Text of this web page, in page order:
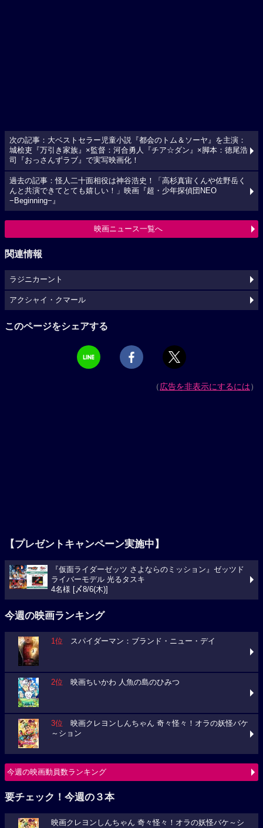
次の記事：大ベストセラー児童小説『都会のトム＆ソーヤ』を主演：
城桧吏『万引き家族』×監督：河合勇人『チア☆ダン』×脚本：徳尾浩
司『おっさんずラブ』で実写映画化！
過去の記事：怪人二十面相役は神谷浩史！「高杉真宙くんや佐野岳く
んと共演できてとても嬉しい！」映画『超・少年探偵団NEO
−Beginning−』
映画ニュース一覧へ
関連情報
ラジニカーント
アクシャイ・クマール
このページをシェアする
（広告を非表示にするには）
【プレゼントキャンペーン実施中】
『仮面ライダーゼッツ さよならのミッション』ゼッツド
ライバーモデル 光るタスキ
4名様 [〆8/6(木)]
今週の映画ランキング
1位 スパイダーマン：ブランド・ニュー・デイ
2位 映画ちいかわ 人魚の島のひみつ
3位 映画クレヨンしんちゃん 奇々怪々！オラの妖怪バケ
～ション
今週の映画動員数ランキング
要チェック！今週の３本
映画クレヨンしんちゃん 奇々怪々！オラの妖怪バケ～シ